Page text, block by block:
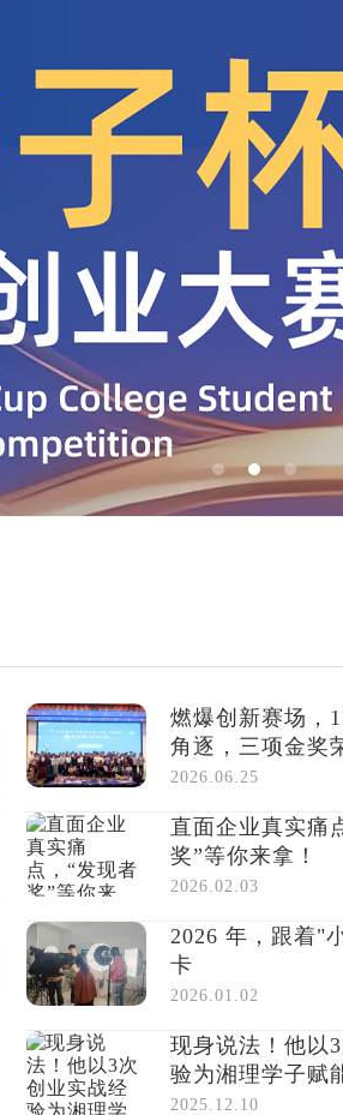
燃爆创新赛场，
角逐，三项金奖
2026.06.25
直面企业真实痛
奖”等你来拿！
2026.02.03
2026 年，跟着"
卡
2026.01.02
现身说法！他以
验为湘理学子赋
2025.12.10